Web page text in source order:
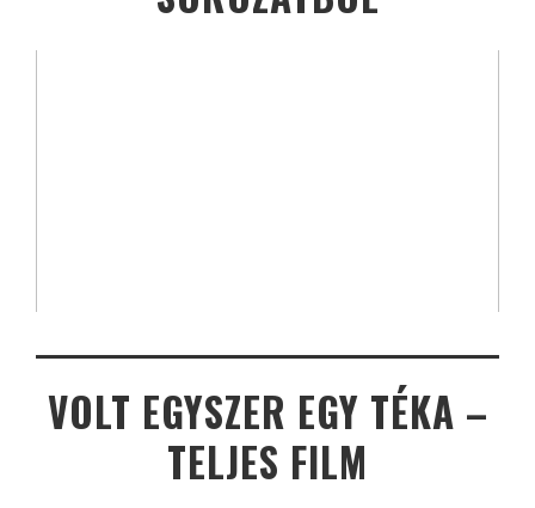
VOLT EGYSZER EGY TÉKA –
TELJES FILM